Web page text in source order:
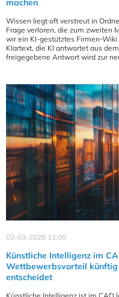
machen
Wissen liegt oft verstreut in
Frage verloren, die zum zweiten
wir ein KI-gestütztes Firmen-
Klartext, die KI antwortet aus
freigegebene Antwort wird zur
03-03-2026 11:00
Künstliche Intelligenz im
Wettbewerbsvorteil
entscheidet